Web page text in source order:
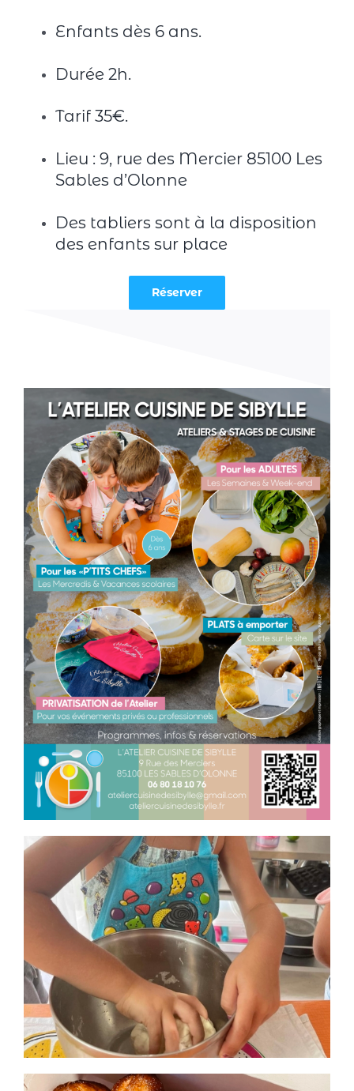
Enfants dès 6 ans.
Durée 2h.
Tarif 35€.
Lieu : 9, rue des Mercier 85100 Les
Sables d’Olonne
Des tabliers sont à la disposition
des enfants sur place
Réserver